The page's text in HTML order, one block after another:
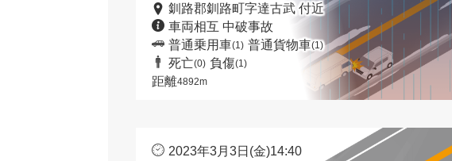
釧路郡釧路町字達古武 付近
車両相互 中破事故
普通乗用車(1) 普通貨物車(1)
死亡(0) 負傷(1)
距離4892m
2023年3月3日(金)14:40